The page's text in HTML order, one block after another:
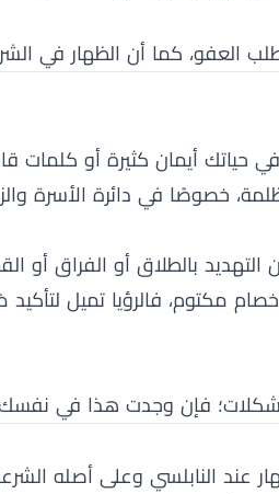
العفو، كما أن الظهار في
حياتك أيمان كثيرة أو كلمات
خصوصًا في دائرة الأسرة
بالطلاق أو الفراق أو
مكتوم، فالرؤيا تميل
فإن وجدت هذا في نفسك،
عند النابلسي وعلى أصله